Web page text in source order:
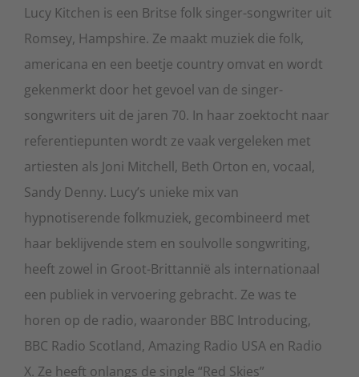
Lucy Kitchen is een Britse folk singer-songwriter uit
Romsey, Hampshire. Ze maakt muziek die folk,
americana en een beetje country omvat en wordt
gekenmerkt door het gevoel van de singer-
songwriters uit de jaren 70. In haar zoektocht naar
referentiepunten wordt ze vaak vergeleken met
artiesten als Joni Mitchell, Beth Orton en, vocaal,
Sandy Denny. Lucy’s unieke mix van
hypnotiserende folkmuziek, gecombineerd met
haar beklijvende stem en soulvolle songwriting,
heeft zowel in Groot-Brittannië als internationaal
een publiek in vervoering gebracht. Ze was te
horen op de radio, waaronder BBC Introducing,
BBC Radio Scotland, Amazing Radio USA en Radio
X. Ze heeft onlangs de single “Red Skies”